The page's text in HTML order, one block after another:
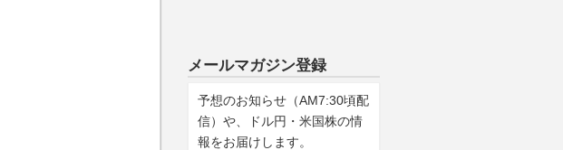
メールマガジン登録
予想のお知らせ（AM7:30頃配
信）や、ドル円・米国株の情
報をお届けします。